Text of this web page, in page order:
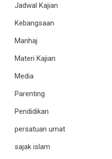
Jadwal Kajian
Kebangsaan
Manhaj
Materi Kajian
Media
Parenting
Pendidikan
persatuan umat
sajak islam